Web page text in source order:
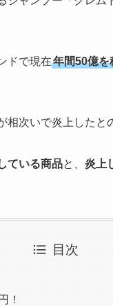
ドで現在年間50億を
次いで炎上したと
ている商品と、 炎上
目次
！